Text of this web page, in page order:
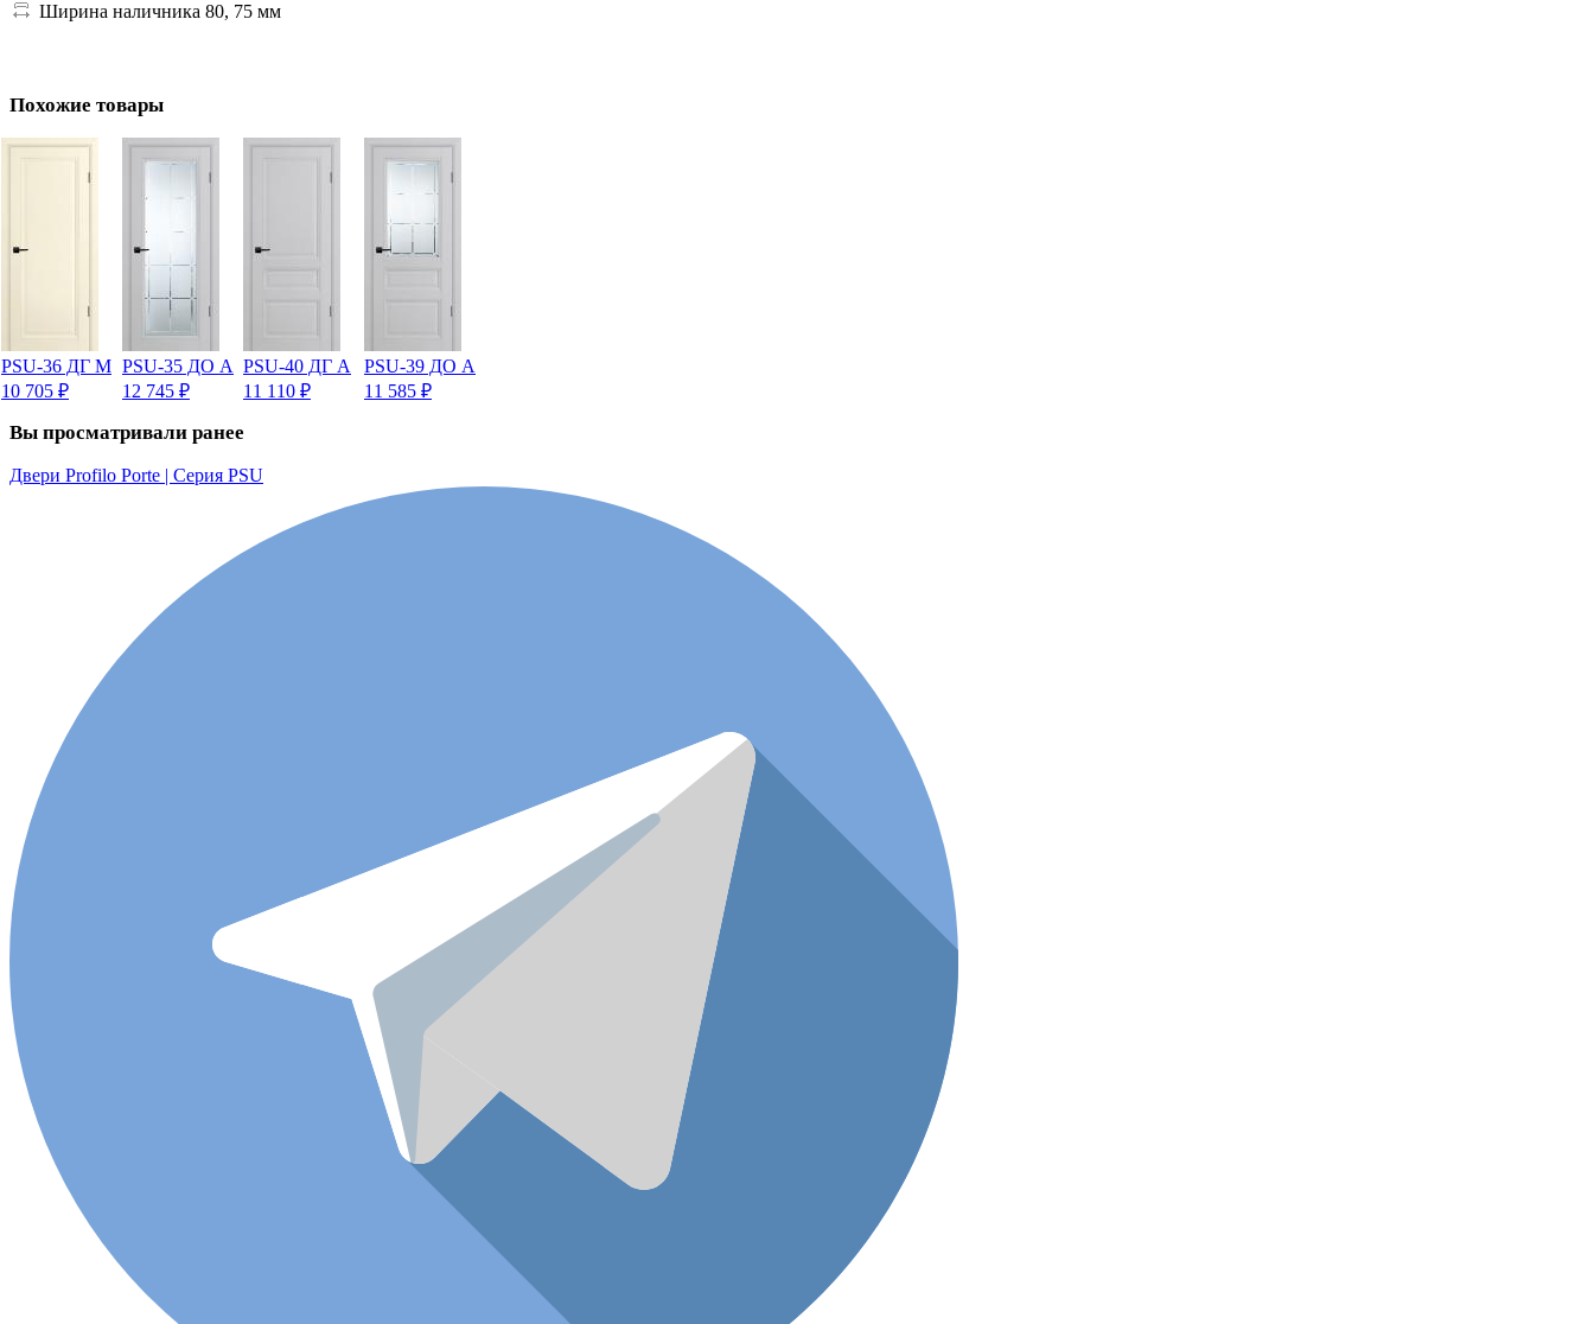
Ширина наличника 80, 75 мм
Похожие товары
PSU-36 ДГ М
10 705 ₽
PSU-35 ДО А
12 745 ₽
PSU-40 ДГ А
11 110 ₽
PSU-39 ДО А
11 585 ₽
Вы просматривали ранее
Двери Profilo Porte | Серия PSU